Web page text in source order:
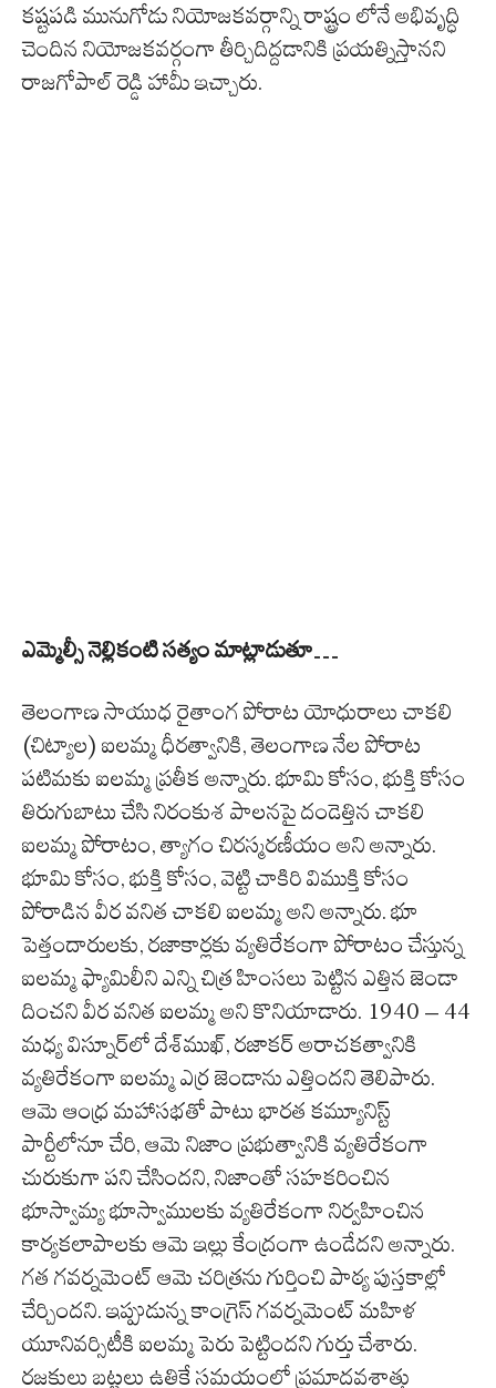
కష్టపడి మునుగోడు నియోజకవర్గాన్ని రాష్ట్రం లోనే అభివృద్ధి
చెందిన నియోజకవర్గంగా తీర్చిదిద్దడానికి ప్రయత్నిస్తానని
రాజగోపాల్ రెడ్డి హామీ ఇచ్చారు.
ఎమ్మెల్సీ నెల్లికంటి సత్యం మాట్లాడుతూ…
తెలంగాణ సాయుధ రైతాంగ పోరాట యోధురాలు చాకలి
(చిట్యాల) ఐలమ్మ ధీరత్వానికి, తెలంగాణ నేల పోరాట
పటిమకు ఐలమ్మ ప్రతీక అన్నారు. భూమి కోసం, భుక్తి కోసం
తిరుగుబాటు చేసి నిరంకుశ పాలనపై దండెత్తిన చాకలి
ఐలమ్మ పోరాటం, త్యాగం చిరస్మరణీయం అని అన్నారు.
భూమి కోసం, భుక్తి కోసం, వెట్టి చాకిరి విముక్తి కోసం
పోరాడిన వీర వనిత చాకలి ఐలమ్మ అని అన్నారు. భూ
పెత్తందారులకు, రజాకార్లకు వ్యతిరేకంగా పోరాటం చేస్తున్న
ఐలమ్మ ఫ్యామిలీని ఎన్ని చిత్ర హింసలు పెట్టిన ఎత్తిన జెండా
దించని వీర వనిత ఐలమ్మ అని కొనియాడారు. 1940 – 44
మధ్య విస్నూర్‌లో దేశ్‌ముఖ్, రజాకర్ అరాచకత్వానికి
వ్యతిరేకంగా ఐలమ్మ ఎర్ర జెండాను ఎత్తిందని తెలిపారు.
ఆమె ఆంధ్ర మహాసభతో పాటు భారత కమ్యూనిస్ట్
పార్టీలోనూ చేరి, ఆమె నిజాం ప్రభుత్వానికి వ్యతిరేకంగా
చురుకుగా పని చేసిందని, నిజాంతో సహకరించిన
భూస్వామ్య భూస్వాములకు వ్యతిరేకంగా నిర్వహించిన
కార్యకలాపాలకు ఆమె ఇల్లు కేంద్రంగా ఉండేదని అన్నారు.
గత గవర్నమెంట్ ఆమె చరిత్రను గుర్తించి పాఠ్య పుస్తకాల్లో
చేర్చిందని. ఇప్పుడున్న కాంగ్రెస్ గవర్నమెంట్ మహిళ
యూనివర్సిటీకి ఐలమ్మ పెరు పెట్టిందని గుర్తు చేశారు.
రజకులు బట్టలు ఉతికే సమయంలో ప్రమాదవశాత్తు